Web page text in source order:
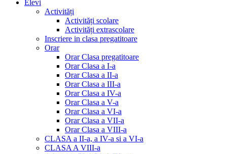
Elevi
Activități
Activități scolare
Activități extrascolare
Inscriere in clasa pregatitoare
Orar
Orar Clasa pregatitoare
Orar Clasa a I-a
Orar Clasa a II-a
Orar Clasa a III-a
Orar Clasa a IV-a
Orar Clasa a V-a
Orar Clasa a VI-a
Orar Clasa a VII-a
Orar Clasa a VIII-a
CLASA a II-a, a IV-a si a VI-a
CLASA A VIII-a